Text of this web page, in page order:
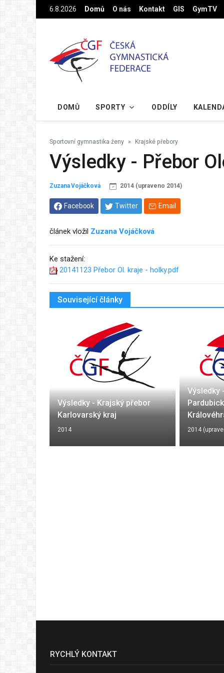
Na hlavní obsah6.8.2026 Domů O nás Kontakt GIS GymTV
DOMŮ SPORTY ODDÍLY
Sportovní gymnastika ženy Krajské přebory
Výsledky - Přebor
Zuzana Vojáčková 2014 (upraveno 2014)
Facebook Twitter Email
článek vložil Zuzana Vojáčková
Ke stažení:
20141123 Přebor Ol. kraje - holky.pdf
Související články
Výsledky - Krajský přebor
Karlovarský kraj
2014
Výsledky
2014
RYCHLÝ KONTAKT